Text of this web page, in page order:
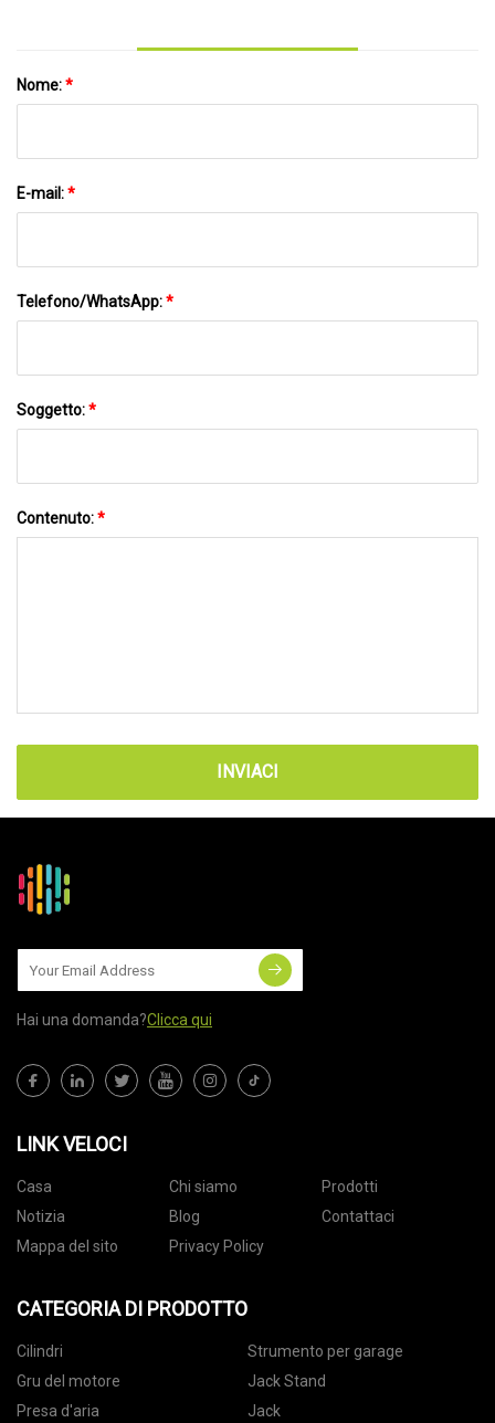
Nome:*
E-mail:*
Telefono/WhatsApp:*
Soggetto:*
Contenuto:*
INVIACI
Hai una domanda?Clicca qui
LINK VELOCI
Casa Chi siamo
Prodotti
Notizia
Blog
Contattaci
Mappa del sito
Privacy Policy
CATEGORIA DI PRODOTTO
Cilindri
Strumento per garage
Gru del motore
Jack Stand
Presa d'aria
Jack